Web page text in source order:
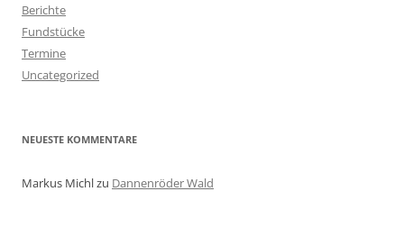
Berichte
Fundstücke
Termine
Uncategorized
NEUESTE KOMMENTARE
Markus Michlzu Dannenröder Wald